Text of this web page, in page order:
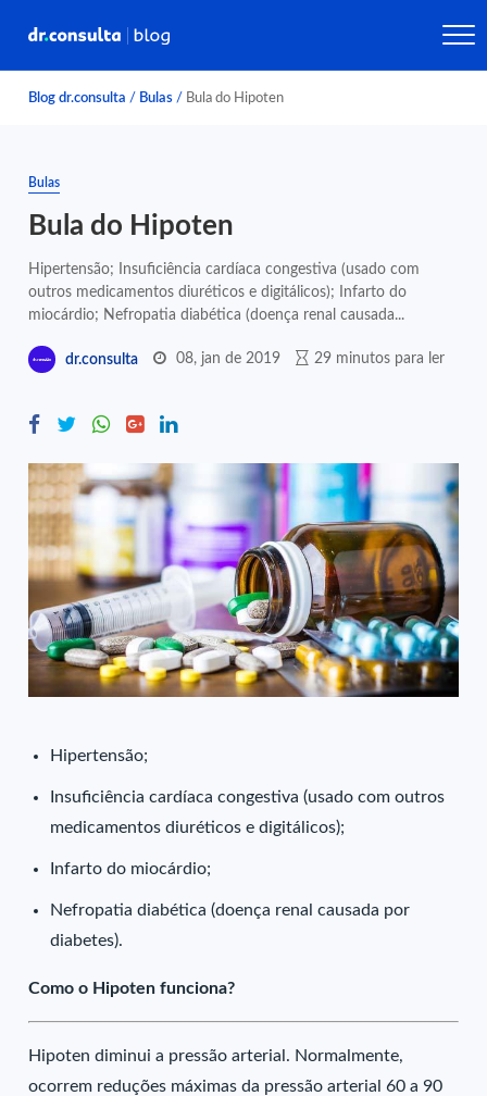
Blog dr.consulta / Bulas / Bula do Hipoten
Bulas
Bula do Hipoten
Hipertensão; Insuficiência cardíaca congestiva (usado com
outros medicamentos diuréticos e digitálicos); Infarto do
miocárdio; Nefropatia diabética (doença renal causada...
dr.consulta 08, jan de 2019 29 minutos para ler
Hipertensão;
Insuficiência cardíaca congestiva (usado com outros
medicamentos diuréticos e digitálicos);
Infarto do miocárdio;
Nefropatia diabética (doença renal causada por
diabetes).
Como o Hipoten funciona?
Hipoten diminui a pressão arterial. Normalmente,
ocorrem reduções máximas da pressão arterial 60 a 90